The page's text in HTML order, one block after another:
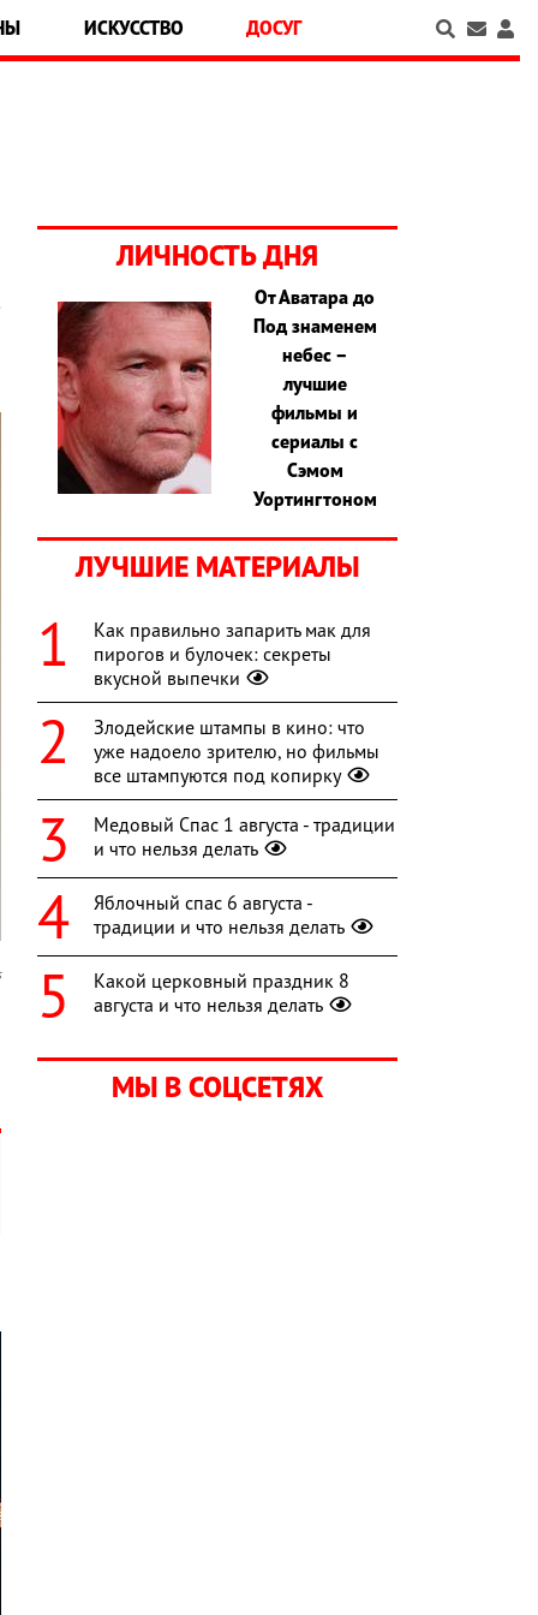
ИСКУССТВО ДОСУГ
ЛИЧНОСТЬ ДНЯ
От Аватара до
Под знаменем
небес –
лучшие
фильмы и
сериалы с
Сэмом
Уортингтоном
ЛУЧШИЕ МАТЕРИАЛЫ
Как правильно запарить мак для
пирогов и булочек: секреты
вкусной выпечки
Злодейские штампы в кино: что
уже надоело зрителю, но фильмы
все штампуются под копирку
Медовый Спас 1 августа - традиции
и что нельзя делать
Яблочный спас 6 августа -
традиции и что нельзя делать
Какой церковный праздник 8
августа и что нельзя делать
МЫ В СОЦСЕТЯХ